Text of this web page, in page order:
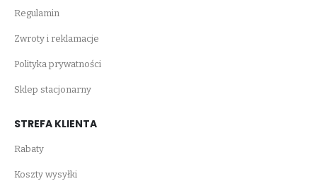
Regulamin
Zwroty i reklamacje
Polityka prywatności
Sklep stacjonarny
STREFA KLIENTA
Rabaty
Koszty wysyłki